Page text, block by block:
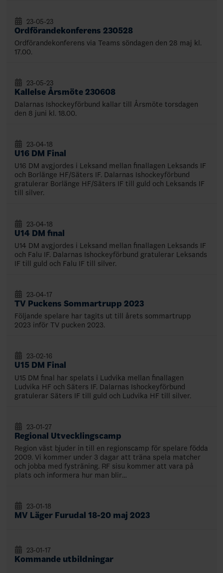
Ordförandekonferens 230528
23-05-23
Ordförandekonferens via Teams söndagen den 28 maj kl.
17.00.
Kallelse Årsmöte 230608
23-05-23
Dalarnas Ishockeyförbund kallar till Årsmöte torsdagen
den 8 juni kl. 18.00.
U16 DM Final
23-04-18
U16 DM avgjordes i Leksand mellan finallagen Leksands IF
och Borlänge HF/Säters IF. Dalarnas Ishockeyförbund
gratulerar Borlänge HF/Säters IF till guld och Leksands IF
till silver.
U14 DM final
23-04-18
U14 DM avgjordes i Leksand mellan finallagen Leksands IF
och Falu IF. Dalarnas Ishockeyförbund gratulerar Leksands
IF till guld och Falu IF till silver.
TV Puckens Sommartrupp 2023
23-04-17
Följande spelare har tagits ut till årets sommartrupp
2023 inför TV pucken 2023.
U15 DM Final
23-02-16
U15 DM final har spelats i Ludvika mellan finallagen
Ludvika HF och Säters IF. Dalarnas Ishockeyförbund
gratulerar Säters IF till guld och Ludvika HF till silver.
Regional Utvecklingscamp
23-01-27
Region väst bjuder in till en regionscamp för spelare födda
2009. Vi kommer under 3 dagar att träna spela matcher
och jobba med fysträning. RF sisu kommer att vara på
plats och informera hur man blir…
MV Läger Furudal 18-20 maj 2023
23-01-18
Kommande utbildningar
23-01-17